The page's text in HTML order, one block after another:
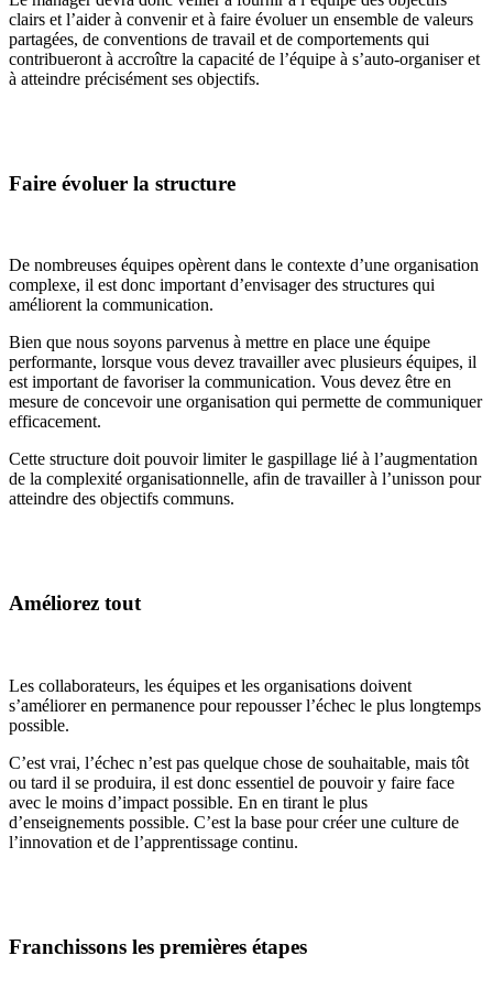
clairs et l’aider à convenir et à faire évoluer un ensemble de valeurs
partagées, de conventions de travail et de comportements qui
contribueront à accroître la capacité de l’équipe à s’auto-organiser et
à atteindre précisément ses objectifs.
Faire évoluer la structure
De nombreuses équipes opèrent dans le contexte d’une organisation
complexe, il est donc important d’envisager des structures qui
améliorent la communication.
Bien que nous soyons parvenus à mettre en place une équipe
performante, lorsque vous devez travailler avec plusieurs équipes, il
est important de favoriser la communication. Vous devez être en
mesure de concevoir une organisation qui permette de communiquer
efficacement.
Cette structure doit pouvoir limiter le gaspillage lié à l’augmentation
de la complexité organisationnelle, afin de travailler à l’unisson pour
atteindre des objectifs communs.
Améliorez tout
Les collaborateurs, les équipes et les organisations doivent
s’améliorer en permanence pour repousser l’échec le plus longtemps
possible.
C’est vrai, l’échec n’est pas quelque chose de souhaitable, mais tôt
ou tard il se produira, il est donc essentiel de pouvoir y faire face
avec le moins d’impact possible. En en tirant le plus
d’enseignements possible. C’est la base pour créer une culture de
l’innovation et de l’apprentissage continu.
Franchissons les premières étapes